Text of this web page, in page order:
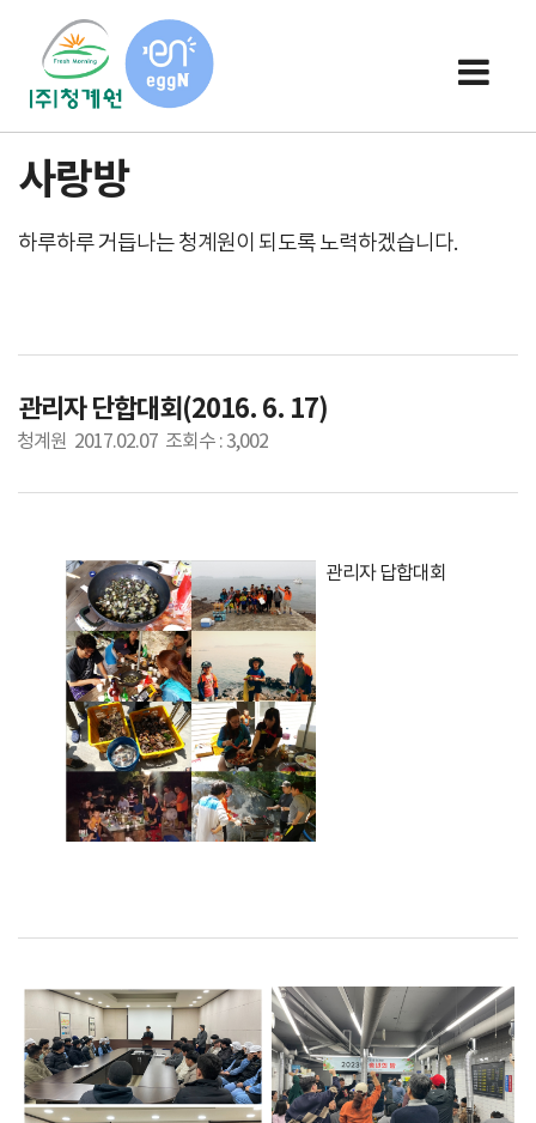
사랑방
하루하루 거듭나는 청계원이 되도록 노력하겠습니다.
관리자 단합대회(2016. 6. 17)
청계원 2017.02.07 조회수 : 3,002
관리자 답합대회